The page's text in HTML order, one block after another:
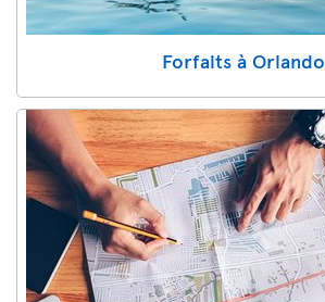
Forfaits à Orlando